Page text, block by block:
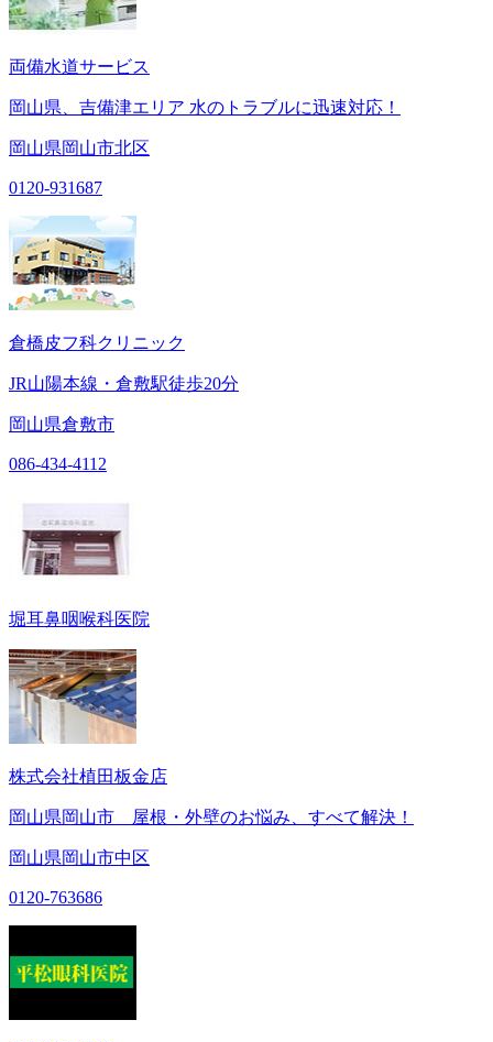
両備水道サービス
岡山県、吉備津エリア 水のトラブルに迅速対応！
岡山県岡山市北区
0120-931687
倉橋皮フ科クリニック
JR山陽本線・倉敷駅徒歩20分
岡山県倉敷市
086-434-4112
堀耳鼻咽喉科医院
株式会社植田板金店
岡山県岡山市 屋根・外壁のお悩み、すべて解決！
岡山県岡山市中区
0120-763686